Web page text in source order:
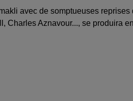
avec de somptueuses
Charles Aznavour..., se produira